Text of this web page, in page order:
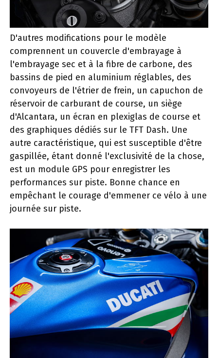
D'autres modifications pour le modèle
comprennent un couvercle d'embrayage à
l'embrayage sec et à la fibre de carbone, des
bassins de pied en aluminium réglables, des
convoyeurs de l'étrier de frein, un capuchon de
réservoir de carburant de course, un siège
d'Alcantara, un écran en plexiglas de course et
des graphiques dédiés sur le TFT Dash. Une
autre caractéristique, qui est susceptible d'être
gaspillée, étant donné l'exclusivité de la chose,
est un module GPS pour enregistrer les
performances sur piste. Bonne chance en
empêchant le courage d'emmener ce vélo à une
journée sur piste.